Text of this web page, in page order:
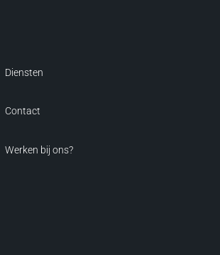
Diensten
Contact
Werken bij ons?